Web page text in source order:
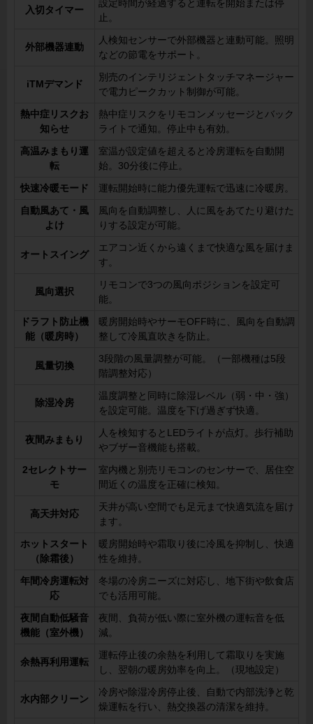
入切タイマー
設定時間が経過すると運転を開始または停
止。
外部機器連動
人検知センサーで外部機器と連動可能。照明
などの節電をサポート。
iTMデマンド
別売のインテリジェントタッチマネージャー
で電力ピークカット制御が可能。
熱中症リスクお
知らせ
熱中症リスクをリモコンメッセージとバック
ライトで通知。停止中も有効。
高温みまもり運
転
室温が設定値を超えると冷房運転を自動開
始。30分後に停止。
快速冷暖モード 運転開始時に能力優先運転で迅速に冷暖房。
自動風あて・風
よけ
風向を自動調整し、人に風をあてたり避けた
りする設定が可能。
オートスイング
エアコン近くから遠くまで快適な風を届けま
す。
風向選択
リモコンで3つの風向ポジションを設定可
能。
ドラフト防止機
能（暖房時）
暖房開始時やサーモOFF時に、風向を自動調
整して冷風直吹きを防止。
風量切換
3段階の風量調整が可能。（一部機種は5段
階調整対応）
除湿冷房
温度調整と同時に除湿レベル（弱・中・強）
を設定可能。温度を下げ過ぎず快適。
夜間みまもり
人を検知するとLEDライトが点灯。歩行補助
やブザー音機能も搭載。
2セレクトサー
モ
室内機と別売リモコンのセンサーで、居住空
間近くの温度を正確に検知。
高天井対応
天井が高い空間でも足元まで快適気流を届け
ます。
ホットスタート
（除霜後）
暖房開始時や霜取り後に冷風を抑制し、快適
性を維持。
年間冷房運転対
応
冬場の冷房ニーズに対応し、地下街や飲食店
でも活用可能。
夜間自動低騒音
機能（室外機）
夜間、負荷が低い際に室外機の運転音を低
減。
余熱再利用運転
運転停止後の余熱を利用して霜取りを実施
し、翌朝の暖房効率を向上。（現地設定）
水内部クリーン
冷房や除湿冷房停止後、自動で内部洗浄と乾
燥運転を行い、熱交換器の清潔を維持。